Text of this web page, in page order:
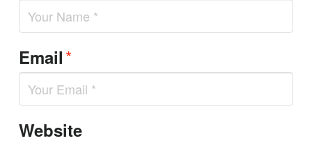
Email*
Website